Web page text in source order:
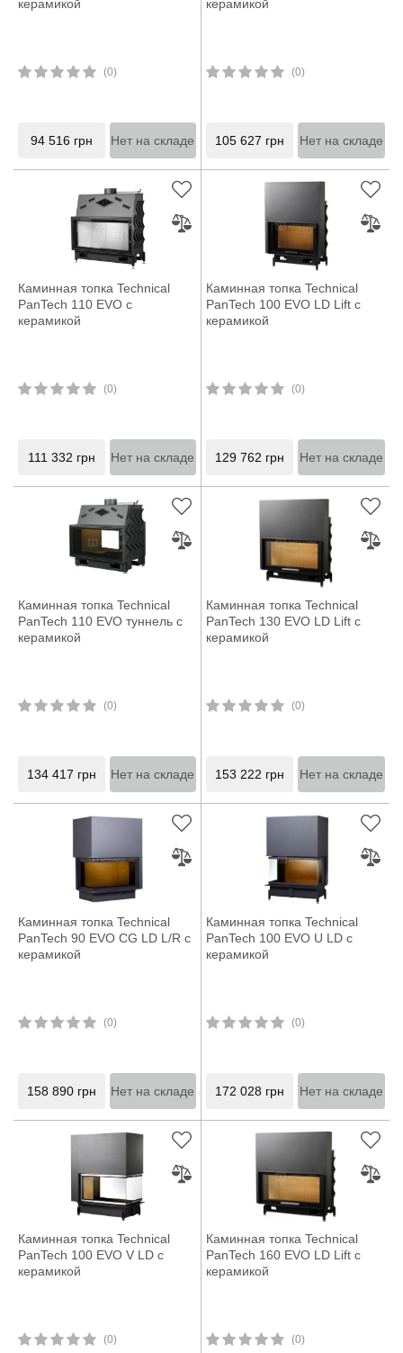
керамикой
(0)
94 516 грн Нет на складе
керамикой
(0)
105 627 грн Нет на складе
Каминная топка Technical
PanTech 110 EVO с
керамикой
(0)
111 332 грн Нет на складе
Каминная топка Technical
PanTech 100 EVO LD Lift с
керамикой
(0)
129 762 грн Нет на складе
Каминная топка Technical
PanTech 110 EVO туннель с
керамикой
(0)
134 417 грн Нет на складе
Каминная топка Technical
PanTech 130 EVO LD Lift с
керамикой
(0)
153 222 грн Нет на складе
Каминная топка Technical
PanTech 90 EVO CG LD L/R с
керамикой
(0)
158 890 грн Нет на складе
Каминная топка Technical
PanTech 100 EVO U LD с
керамикой
(0)
172 028 грн Нет на складе
Каминная топка Technical
PanTech 100 EVO V LD с
керамикой
(0)
Каминная топка Technical
PanTech 160 EVO LD Lift с
керамикой
(0)